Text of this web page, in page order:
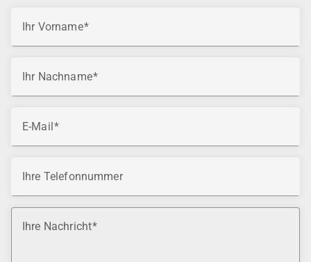
Ihr Vorname
Ihr Nachname
E-Mail
Ihre Telefonnummer
Ihre Nachricht